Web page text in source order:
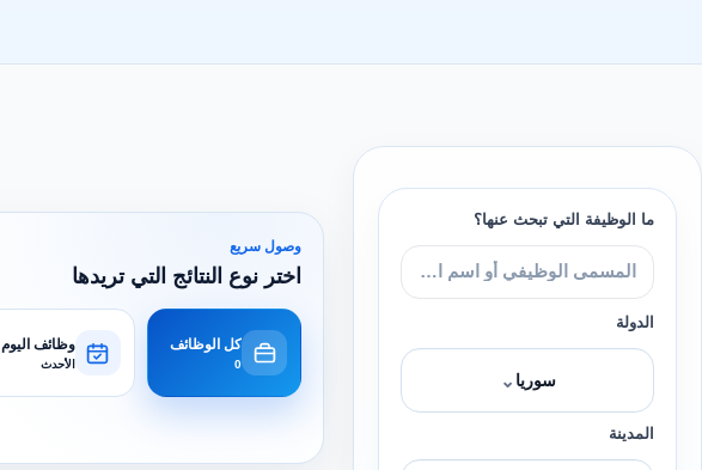
ما الوظيفة التي تبحث عنها؟
الدولة
سوريا ⌄
المدينة
وصول سريع
اختر نوع النتائج التي تريدها
كل الوظائف
0
وظائف اليوم
الأحدث